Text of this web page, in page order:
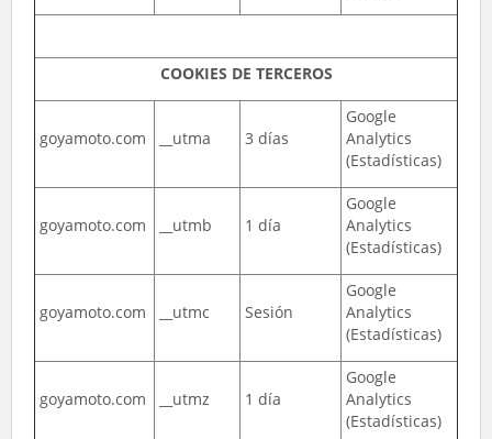
COOKIES DE TERCEROS
goyamoto.com __utma 3 días
Google
Analytics
(Estadísticas)
goyamoto.com __utmb 1 día
Google
Analytics
(Estadísticas)
goyamoto.com __utmc Sesión
Google
Analytics
(Estadísticas)
goyamoto.com __utmz 1 día
Google
Analytics
(Estadísticas)